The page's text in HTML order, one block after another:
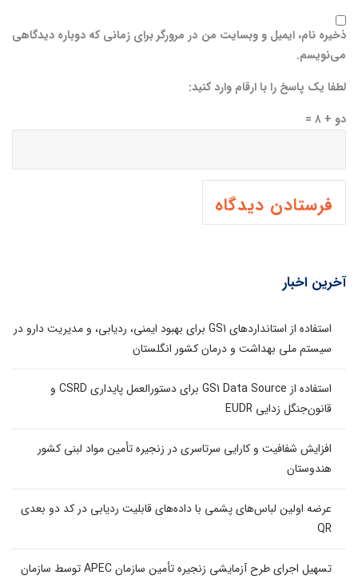
ذخیره نام، ایمیل و وبسایت من در مرورگر برای زمانی که دوباره دیدگاهی
می‌نویسم.
لطفا یک پاسخ را با ارقام وارد کنید:
دو + ۸ =
آخرین اخبار
استفاده از استانداردهای GS1 برای بهبود ایمنی، ردیابی، و مدیریت دارو در
سیستم ملی بهداشت و درمان کشور انگلستان
استفاده از GS1 Data Source برای دستورالعمل پایداری CSRD و
قانون‌جنگل زدایی EUDR
افزایش شفافیت و کارایی سرتاسری در زنجیره تأمین مواد لبنی کشور
هندوستان
عرضه اولین لباس‌های پشمی با داده‌های قابلیت ردیابی در کد دو بعدی
QR
تسهیل اجرای طرح آزمایشی زنجیره تأمین سازمان APEC توسط سازمان